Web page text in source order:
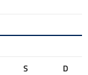
S D